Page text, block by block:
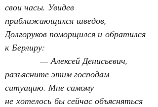
свои часы. Увидев
приближающихся шведов,
Долгоруков поморщился и обратился
к Берлиру:
— Алексей Денисьевич,
разъясните этим господам
ситуацию. Мне самому
не хотелось бы сейчас объясняться